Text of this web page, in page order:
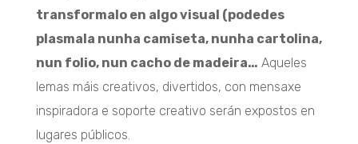
transformalo en algo visual (podedes
plasmala nunha camiseta, nunha cartolina,
nun folio, nun cacho de madeira… Aqueles
lemas máis creativos, divertidos, con mensaxe
inspiradora e soporte creativo serán expostos en
lugares públicos.